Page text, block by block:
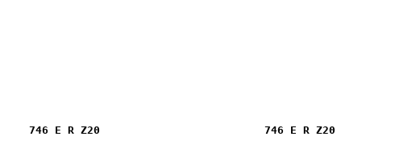
746 E R Z20 746 E R Z20